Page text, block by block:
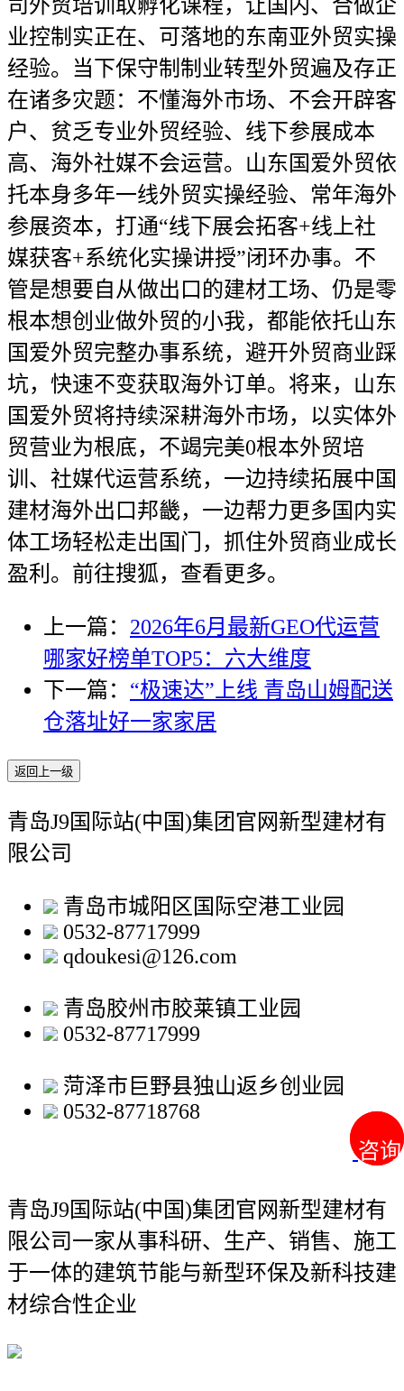
咨询
咨询
司外贸培训取孵化课程，让国内、合做企
业控制实正在、可落地的东南亚外贸实操
经验。当下保守制制业转型外贸遍及存正
在诸多灾题：不懂海外市场、不会开辟客
户、贫乏专业外贸经验、线下参展成本
高、海外社媒不会运营。山东国爱外贸依
托本身多年一线外贸实操经验、常年海外
参展资本，打通“线下展会拓客+线上社
媒获客+系统化实操讲授”闭环办事。不
管是想要自从做出口的建材工场、仍是零
根本想创业做外贸的小我，都能依托山东
国爱外贸完整办事系统，避开外贸商业踩
坑，快速不变获取海外订单。将来，山东
国爱外贸将持续深耕海外市场，以实体外
贸营业为根底，不竭完美0根本外贸培
训、社媒代运营系统，一边持续拓展中国
建材海外出口邦畿，一边帮力更多国内实
体工场轻松走出国门，抓住外贸商业成长
盈利。前往搜狐，查看更多。
上一篇： 2026年6月最新GEO代运营
哪家好榜单TOP5：六大维度
下一篇： “极速达”上线 青岛山姆配送
仓落址好一家家居
返回上一级
青岛J9国际站(中国)集团官网新型建材有
限公司
青岛市城阳区国际空港工业园
0532-87717999
qdoukesi@126.com
青岛胶州市胶莱镇工业园
0532-87717999
菏泽市巨野县独山返乡创业园
0532-87718768
青岛J9国际站(中国)集团官网新型建材有
限公司一家从事科研、生产、销售、施工
于一体的建筑节能与新型环保及新科技建
材综合性企业